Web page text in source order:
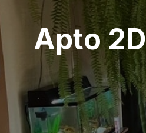
Apto